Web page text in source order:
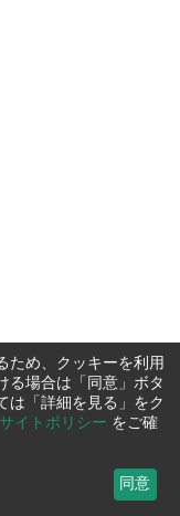
ため、クッキーを利用
る場合は「同意」ボタ
は「詳細を見る」をク
サイトポリシー をご確
同意